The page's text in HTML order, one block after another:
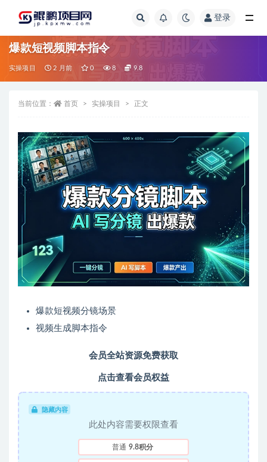
登录
爆款短视频脚本指令
实操项目 2 月前 0 8 9.8
当前位置： 首页 实操项目 正文
爆款短视频分镜场景
视频生成脚本指令
会员全站资源免费获取
点击查看会员权益
隐藏内容
此处内容需要权限查看
普通 9.8积分